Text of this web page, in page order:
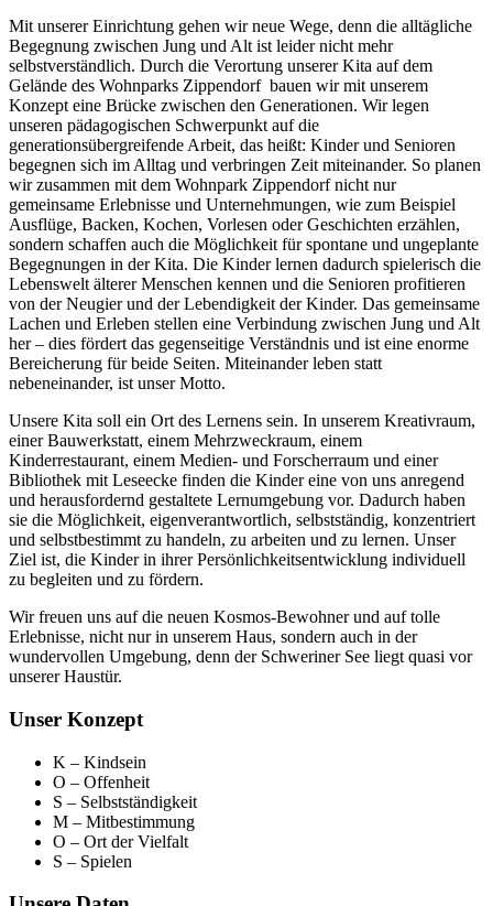
Mit unserer Einrichtung gehen wir neue Wege, denn die alltägliche
Begegnung zwischen Jung und Alt ist leider nicht mehr
selbstverständlich. Durch die Verortung unserer Kita auf dem
Gelände des Wohnparks Zippendorf bauen wir mit unserem
Konzept eine Brücke zwischen den Generationen. Wir legen
unseren pädagogischen Schwerpunkt auf die
generationsübergreifende Arbeit, das heißt: Kinder und Senioren
begegnen sich im Alltag und verbringen Zeit miteinander. So planen
wir zusammen mit dem Wohnpark Zippendorf nicht nur
gemeinsame Erlebnisse und Unternehmungen, wie zum Beispiel
Ausflüge, Backen, Kochen, Vorlesen oder Geschichten erzählen,
sondern schaffen auch die Möglichkeit für spontane und ungeplante
Begegnungen in der Kita. Die Kinder lernen dadurch spielerisch die
Lebenswelt älterer Menschen kennen und die Senioren profitieren
von der Neugier und der Lebendigkeit der Kinder. Das gemeinsame
Lachen und Erleben stellen eine Verbindung zwischen Jung und Alt
her – dies fördert das gegenseitige Verständnis und ist eine enorme
Bereicherung für beide Seiten. Miteinander leben statt
nebeneinander, ist unser Motto.
Unsere Kita soll ein Ort des Lernens sein. In unserem Kreativraum,
einer Bauwerkstatt, einem Mehrzweckraum, einem
Kinderrestaurant, einem Medien- und Forscherraum und einer
Bibliothek mit Leseecke finden die Kinder eine von uns anregend
und herausfordernd gestaltete Lernumgebung vor. Dadurch haben
sie die Möglichkeit, eigenverantwortlich, selbstständig, konzentriert
und selbstbestimmt zu handeln, zu arbeiten und zu lernen. Unser
Ziel ist, die Kinder in ihrer Persönlichkeitsentwicklung individuell
zu begleiten und zu fördern.
Wir freuen uns auf die neuen Kosmos-Bewohner und auf tolle
Erlebnisse, nicht nur in unserem Haus, sondern auch in der
wundervollen Umgebung, denn der Schweriner See liegt quasi vor
unserer Haustür.
Unser Konzept
K – Kindsein
O – Offenheit
S – Selbstständigkeit
M – Mitbestimmung
O – Ort der Vielfalt
S – Spielen